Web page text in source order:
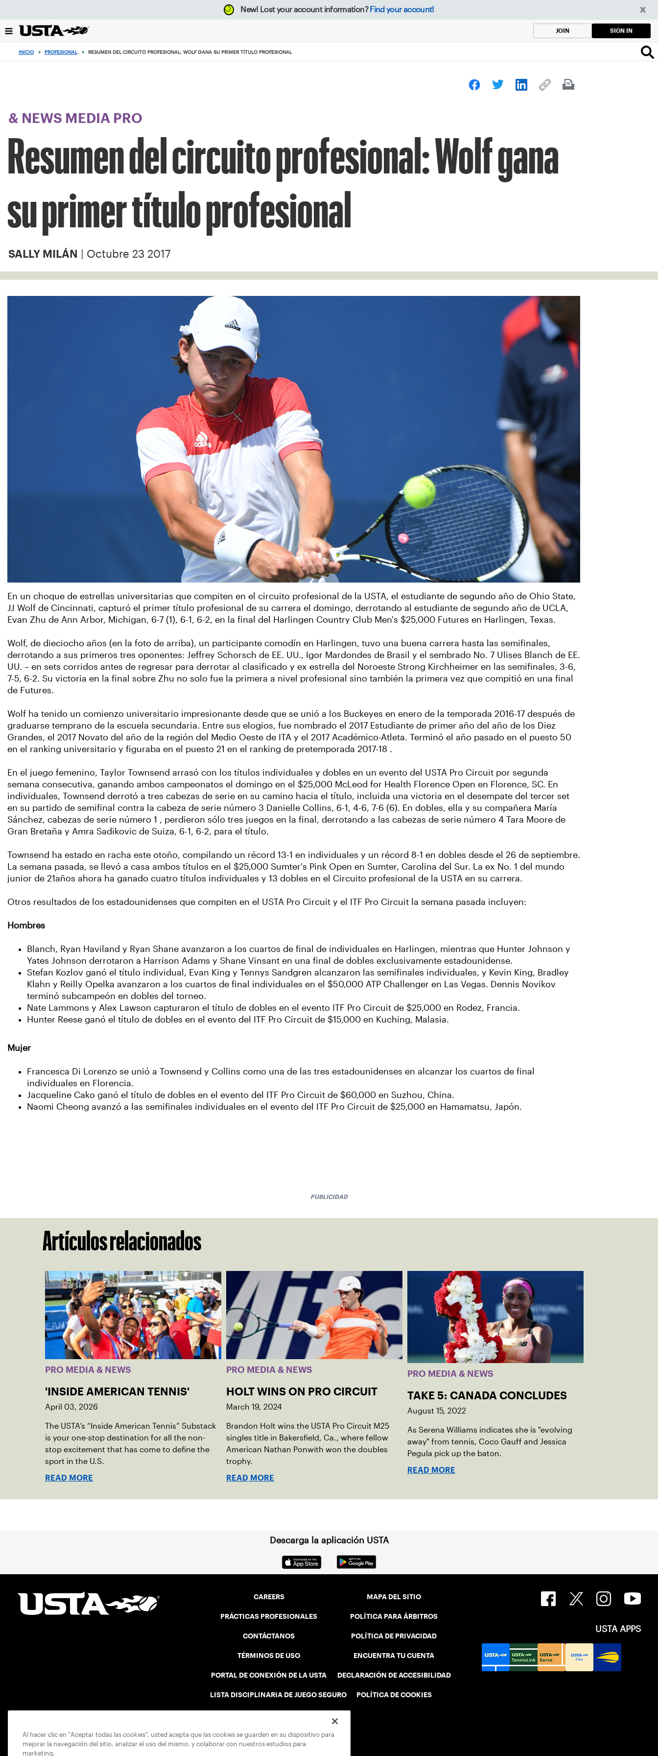
el
botón
New! Lost your account information? Find your account!
JOIN SIGN IN
INICIO > PROFESIONAL > RESUMEN DEL CIRCUITO PROFESIONAL: WOLF GANA SU PRIMER TÍTULO PROFESIONAL
& NEWS MEDIA PRO
Resumen del circuito profesional: Wolf gana
su primer título profesional
SALLY MILÁN | Octubre 23 2017
En un choque de estrellas universitarias que compiten en el circuito profesional de la USTA, el estudiante de segundo año de Ohio State,
JJ Wolf de Cincinnati, capturó el primer título profesional de su carrera el domingo, derrotando al estudiante de segundo año de UCLA,
Evan Zhu de Ann Arbor, Michigan, 6-7 (1), 6-1, 6-2, en la final del Harlingen Country Club Men's $25,000 Futures en Harlingen, Texas.
Wolf, de dieciocho años (en la foto de arriba), un participante comodín en Harlingen, tuvo una buena carrera hasta las semifinales,
derrotando a sus primeros tres oponentes: Jeffrey Schorsch de EE. UU., Igor Mardondes de Brasil y el sembrado No. 7 Ulises Blanch de EE.
UU. – en sets corridos antes de regresar para derrotar al clasificado y ex estrella del Noroeste Strong Kirchheimer en las semifinales, 3-6,
7-5, 6-2. Su victoria en la final sobre Zhu no solo fue la primera a nivel profesional sino también la primera vez que compitió en una final
de Futures.
Wolf ha tenido un comienzo universitario impresionante desde que se unió a los Buckeyes en enero de la temporada 2016-17 después de
graduarse temprano de la escuela secundaria. Entre sus elogios, fue nombrado el 2017 Estudiante de primer año del año de los Diez
Grandes, el 2017 Novato del año de la región del Medio Oeste de ITA y el 2017 Académico-Atleta. Terminó el año pasado en el puesto 50
en el ranking universitario y figuraba en el puesto 21 en el ranking de pretemporada 2017-18 .
En el juego femenino, Taylor Townsend arrasó con los títulos individuales y dobles en un evento del USTA Pro Circuit por segunda
semana consecutiva, ganando ambos campeonatos el domingo en el $25,000 McLeod for Health Florence Open en Florence, SC. En
individuales, Townsend derrotó a tres cabezas de serie en su camino hacia el título, incluida una victoria en el desempate del tercer set
en su partido de semifinal contra la cabeza de serie número 3 Danielle Collins, 6-1, 4-6, 7-6 (6). En dobles, ella y su compañera María
Sánchez, cabezas de serie número 1 , perdieron sólo tres juegos en la final, derrotando a las cabezas de serie número 4 Tara Moore de
Gran Bretaña y Amra Sadikovic de Suiza, 6-1, 6-2, para el título.
Townsend ha estado en racha este otoño, compilando un récord 13-1 en individuales y un récord 8-1 en dobles desde el 26 de septiembre.
La semana pasada, se llevó a casa ambos títulos en el $25,000 Sumter's Pink Open en Sumter, Carolina del Sur. La ex No. 1 del mundo
junior de 21años ahora ha ganado cuatro títulos individuales y 13 dobles en el Circuito profesional de la USTA en su carrera.
Otros resultados de los estadounidenses que compiten en el USTA Pro Circuit y el ITF Pro Circuit la semana pasada incluyen:
Hombres
Blanch, Ryan Haviland y Ryan Shane avanzaron a los cuartos de final de individuales en Harlingen, mientras que Hunter Johnson y
Yates Johnson derrotaron a Harrison Adams y Shane Vinsant en una final de dobles exclusivamente estadounidense.
Stefan Kozlov ganó el título individual, Evan King y Tennys Sandgren alcanzaron las semifinales individuales, y Kevin King, Bradley
Klahn y Reilly Opelka avanzaron a los cuartos de final individuales en el $50,000 ATP Challenger en Las Vegas. Dennis Novikov
terminó subcampeón en dobles del torneo.
Nate Lammons y Alex Lawson capturaron el título de dobles en el evento ITF Pro Circuit de $25,000 en Rodez, Francia.
Hunter Reese ganó el título de dobles en el evento del ITF Pro Circuit de $15,000 en Kuching, Malasia.
Mujer
Francesca Di Lorenzo se unió a Townsend y Collins como una de las tres estadounidenses en alcanzar los cuartos de final
individuales en Florencia.
Jacqueline Cako ganó el título de dobles en el evento del ITF Pro Circuit de $60,000 en Suzhou, China.
Naomi Cheong avanzó a las semifinales individuales en el evento del ITF Pro Circuit de $25,000 en Hamamatsu, Japón.
PUBLICIDAD
Artículos relacionados
PRO MEDIA & NEWS
'INSIDE AMERICAN TENNIS'
April 03, 2026
The USTA’s “Inside American Tennis” Substack
is your one-stop destination for all the non-
stop excitement that has come to define the
sport in the U.S.
READ MORE
PRO MEDIA & NEWS
HOLT WINS ON PRO CIRCUIT
March 19, 2024
Brandon Holt wins the USTA Pro Circuit M25
singles title in Bakersfield, Ca., where fellow
American Nathan Ponwith won the doubles
trophy.
READ MORE
PRO MEDIA & NEWS
TAKE 5: CANADA CONCLUDES
August 15, 2022
As Serena Williams indicates she is "evolving
away" from tennis, Coco Gauff and Jessica
Pegula pick up the baton.
READ MORE
Descarga la aplicación USTA
CAREERS
PRÁCTICAS PROFESIONALES
CONTÁCTANOS
TÉRMINOS DE USO
PORTAL DE CONEXIÓN DE LA USTA
LISTA DISCIPLINARIA DE JUEGO SEGURO
MAPA DEL SITIO
POLÍTICA PARA ÁRBITROS
POLÍTICA DE PRIVACIDAD
ENCUENTRA TU CUENTA
DECLARACIÓN DE ACCESIBILIDAD
POLÍTICA DE COOKIES
USTA APPS
Al hacer clic en “Aceptar todas las cookies”, usted acepta que las cookies se guarden en su dispositivo para
mejorar la navegación del sitio, analizar el uso del mismo, y colaborar con nuestros estudios para
marketing.